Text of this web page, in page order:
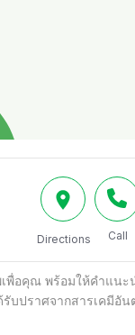
Directions Call
คุณ พร้อมให้คำแนะ
ปราศจากสารเคมีอัน